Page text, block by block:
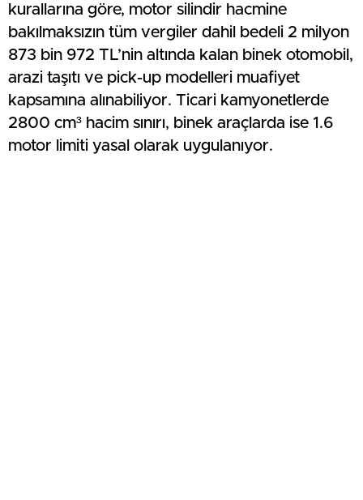
kurallarına göre, motor silindir hacmine
bakılmaksızın tüm vergiler dahil bedeli 2 milyon
873 bin 972 TL’nin altında kalan binek otomobil,
arazi taşıtı ve pick-up modelleri muafiyet
kapsamına alınabiliyor. Ticari kamyonetlerde
2800 cm³ hacim sınırı, binek araçlarda ise 1.6
motor limiti yasal olarak uygulanıyor.